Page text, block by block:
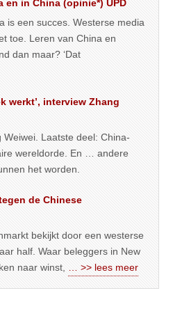
en in China (opinie*) UPD
is een succes. Westerse media
toe. Leren van China en
dan maar? ‘Dat
werkt’, interview Zhang
Laatste deel: China-
wereldorde. En … andere
het worden.
de Chinese
bekijkt door een westerse
half. Waar beleggers in New
naar winst,
… >> lees meer